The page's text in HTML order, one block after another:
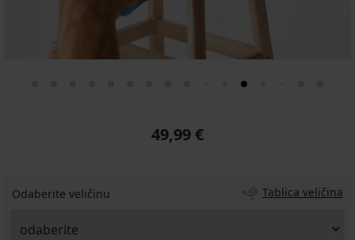
49,99 €
Odaberite veličinu Tablica veličina